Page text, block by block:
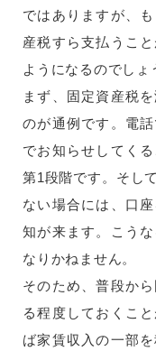
ではありますが、
産税すら支払うこ
ようになるのでしょ
まず、固定資産税
のが通例です。電
でお知らせしてく
第1段階です。そし
ない場合には、口
知が来ます。こう
なりかねません。
そのため、普段か
る程度しておくこ
ば家賃収入の一部